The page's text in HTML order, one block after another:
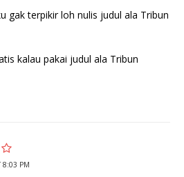
gak terpikir loh nulis judul ala Tribun
kalau pakai judul ala Tribun
8:03 PM